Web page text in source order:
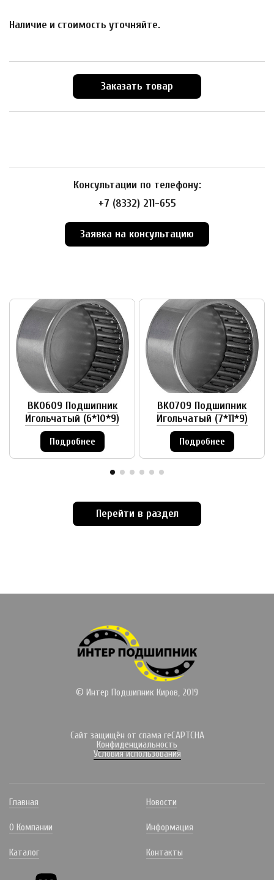
Наличие и стоимость уточняйте.
Заказать товар
Консультации по телефону:
+7 (8332) 211-655
Заявка на консультацию
BK0609 Подшипник
Игольчатый (6*10*9)
Подробнее
BK0709 Подшипник
Игольчатый (7*11*9)
Подробнее
Перейти в раздел
© Интер Подшипник Киров, 2019
Сайт защищён от спама reCAPTCHA
Конфиденциальность
Условия использования
Главная
О Компании
Каталог
Новости
Информация
Контакты